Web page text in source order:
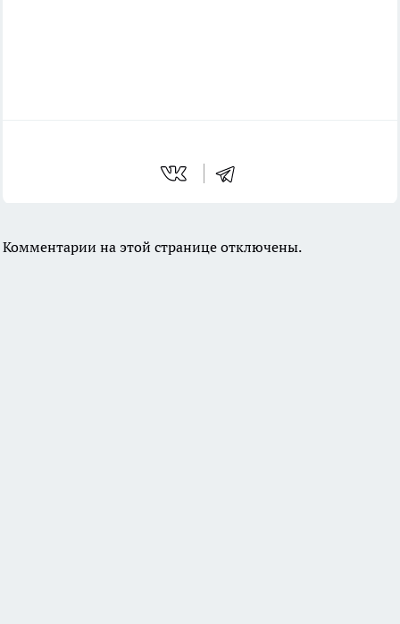
Комментарии на этой странице отключены.